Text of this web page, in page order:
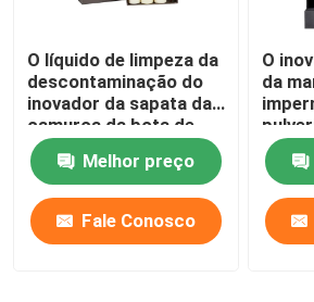
Pulverizador do protetor de
Pulverizador do protetor da tela
Pulverizador do desinfetante da
O líquido de limpeza da
descontaminação do
inovador da sapata da
camurça da bota de
neve da cor remove
eficazmente as
manchas de óleo da
sujeira
Melhor preço
Fale Conosco
O
da
sujeira